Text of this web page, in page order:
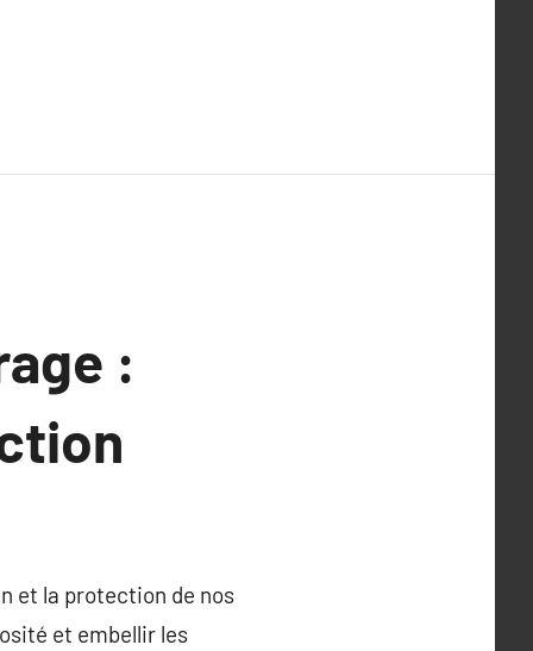
:
et la protection de nos
et embellir les